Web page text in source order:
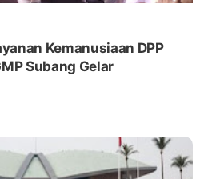
Kemanusiaan DPP
Subang Gelar